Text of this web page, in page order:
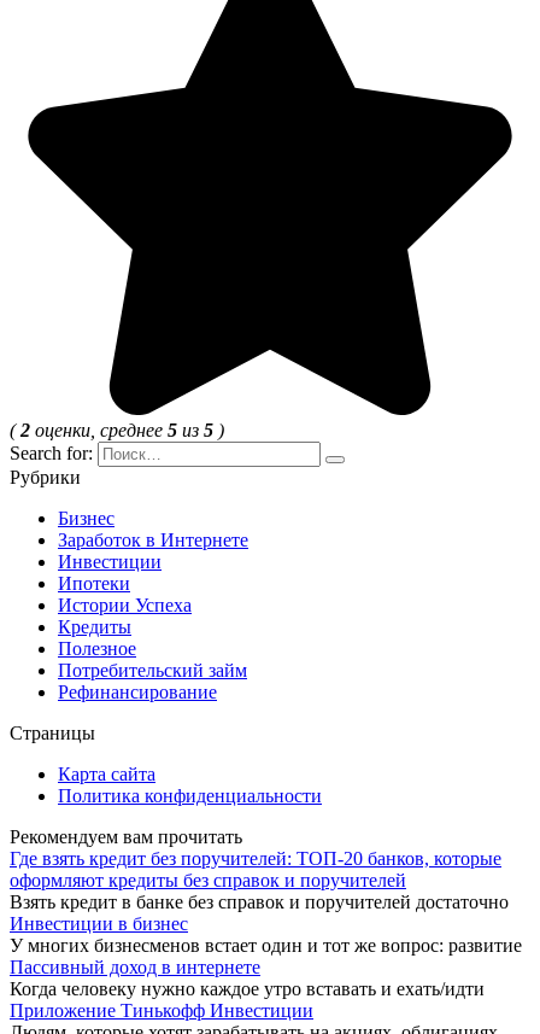
(2 оценки, среднее 5 из 5 )
Search for:
Рубрики
Бизнес
Заработок в Интернете
Инвестиции
Ипотеки
Истории Успеха
Кредиты
Полезное
Потребительский займ
Рефинансирование
Страницы
Карта сайта
Политика конфиденциальности
Рекомендуем вам прочитать
Где взять кредит без поручителей: ТОП-20 банков, которые
оформляют кредиты без справок и поручителей
Взять кредит в банке без справок и поручителей достаточно
Инвестиции в бизнес
У многих бизнесменов встает один и тот же вопрос: развитие
Пассивный доход в интернете
Когда человеку нужно каждое утро вставать и ехать/идти
Приложение Тинькофф Инвестиции